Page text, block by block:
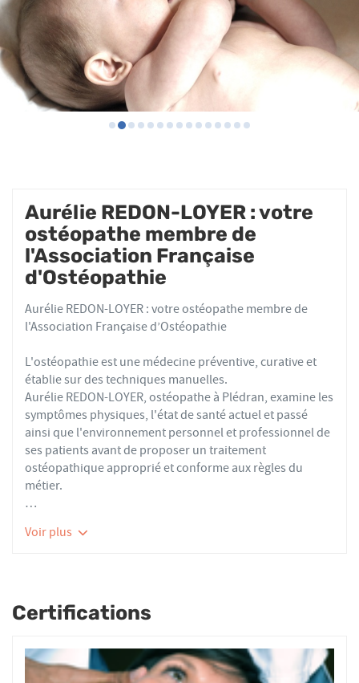
Aurélie REDON-LOYER : votre
ostéopathe membre de
l'Association Française
d'Ostéopathie
Aurélie REDON-LOYER : votre ostéopathe membre de
l'Association Française d’Ostéopathie
L'ostéopathie est une médecine préventive, curative et
établie sur des techniques manuelles.
Aurélie REDON-LOYER, ostéopathe à Plédran, examine les
symptômes physiques, l'état de santé actuel et passé
ainsi que l'environnement personnel et professionnel de
ses patients avant de proposer un traitement
ostéopathique approprié et conforme aux règles du
métier.
thérapeutiques conformes aux recommandations de
fonctionnels d’ordre ostéoarticulaire, viscéral ou
irréversibles.
Nourrissons, enfants, adultes ou seniors, actifs ou
Voir plus
Certifications